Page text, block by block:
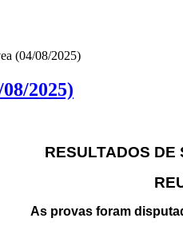
(04/08/2025)
2025)
RESULTADOS DE
As provas foram